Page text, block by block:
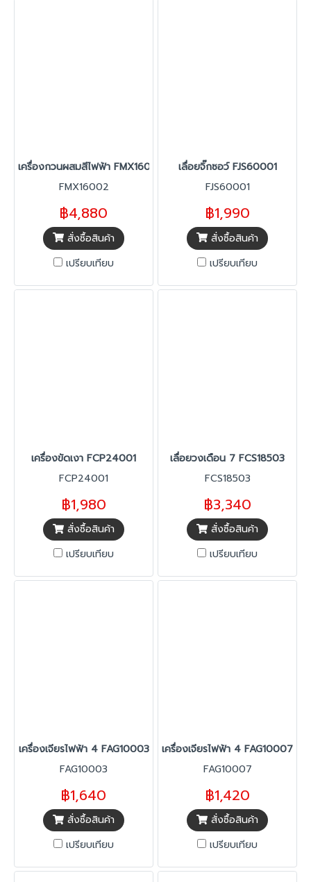
เครื่องกวนผสมสีไฟฟ้า FMX16002
FMX16002
฿4,880
สั่งซื้อสินค้า
เปรียบเทียบ
เลื่อยจิ๊กซอว์ FJS60001
FJS60001
฿1,990
สั่งซื้อสินค้า
เปรียบเทียบ
เครื่องขัดเงา FCP24001
FCP24001
฿1,980
สั่งซื้อสินค้า
เปรียบเทียบ
เลื่อยวงเดือน 7 FCS18503
FCS18503
฿3,340
สั่งซื้อสินค้า
เปรียบเทียบ
เครื่องเจียรไฟฟ้า 4 FAG10003
FAG10003
฿1,640
สั่งซื้อสินค้า
เปรียบเทียบ
เครื่องเจียรไฟฟ้า 4 FAG10007
FAG10007
฿1,420
สั่งซื้อสินค้า
เปรียบเทียบ